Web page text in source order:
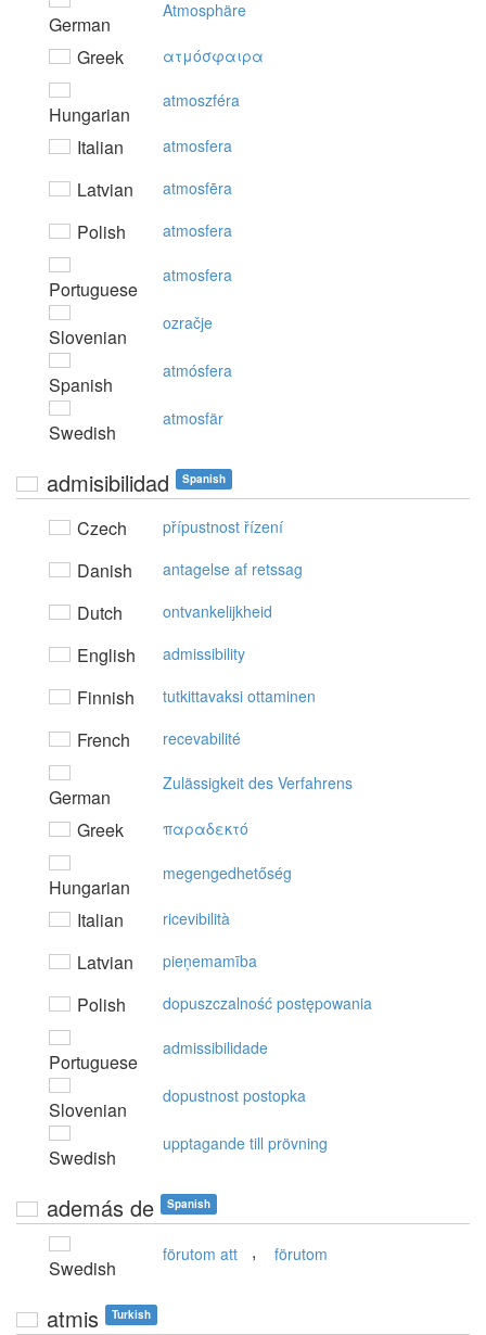
German
Atmosphäre
Greek ατμόσφαιρα
Hungarian
atmoszféra
Italian atmosfera
Latvian atmosfēra
Polish atmosfera
Portuguese
atmosfera
Slovenian
ozračje
Spanish
atmósfera
Swedish
atmosfär
admisibilidad Spanish
Czech přípustnost řízení
Danish antagelse af retssag
Dutch ontvankelijkheid
English admissibility
Finnish tutkittavaksi ottaminen
French recevabilité
German
Zulässigkeit des Verfahrens
Greek παραδεκτό
Hungarian
megengedhetőség
Italian ricevibilità
Latvian pieņemamība
Polish dopuszczalność postępowania
Portuguese
admissibilidade
Slovenian
dopustnost postopka
Swedish
upptagande till prövning
además de Spanish
Swedish
förutom att , förutom
atmis Turkish